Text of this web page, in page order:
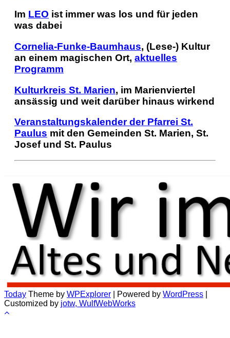
Im LEO ist immer was los und für jeden
was dabei
Cornelia-Funke-Baumhaus, (Lese-) Kultur
an einem magischen Ort, aktuelles
Programm
Kulturkreis St. Marien, im Marienviertel
ansässig und weit darüber hinaus wirkend
Veranstaltungskalender der Pfarrei St.
Paulus mit den Gemeinden St. Marien, St.
Josef und St. Paulus
Today Theme by WPExplorer | Powered by WordPress
Customized by jotw, WulfWebWorks